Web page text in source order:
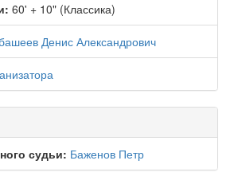
60' + 10" (Классика)
Денис Александрович
судьи: Баженов Петр